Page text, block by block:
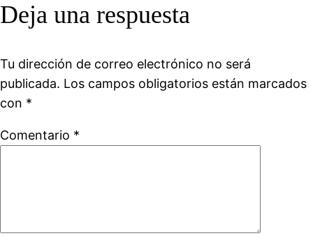
Deja una respuesta
Tu dirección de correo electrónico no será
publicada. Los campos obligatorios están marcados
con *
Comentario *